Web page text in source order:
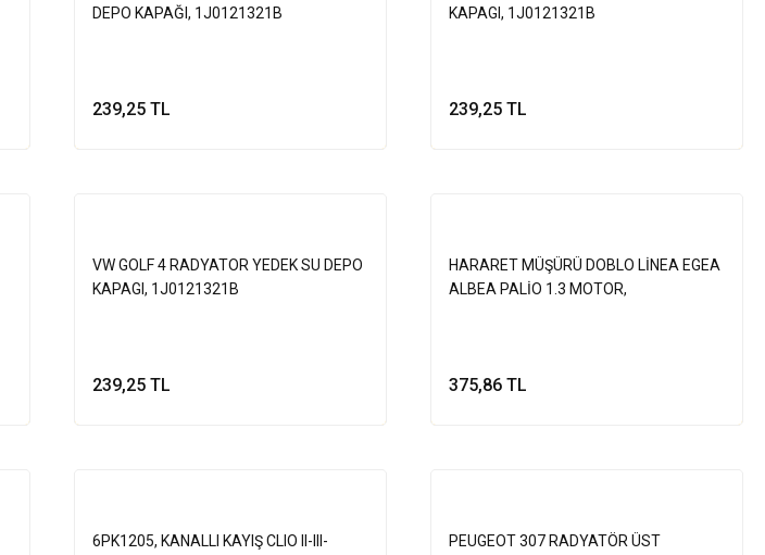
DEPO KAPAĞI, 1J0121321B
239,25 TL
KAPAGI, 1J0121321B
239,25 TL
VW GOLF 4 RADYATOR YEDEK SU DEPO
KAPAGI, 1J0121321B
239,25 TL
HARARET MÜŞÜRÜ DOBLO LİNEA EGEA
ALBEA PALİO 1.3 MOTOR,
375,86 TL
6PK1205, KANALLI KAYIŞ CLIO II-III-
PEUGEOT 307 RADYATÖR ÜST